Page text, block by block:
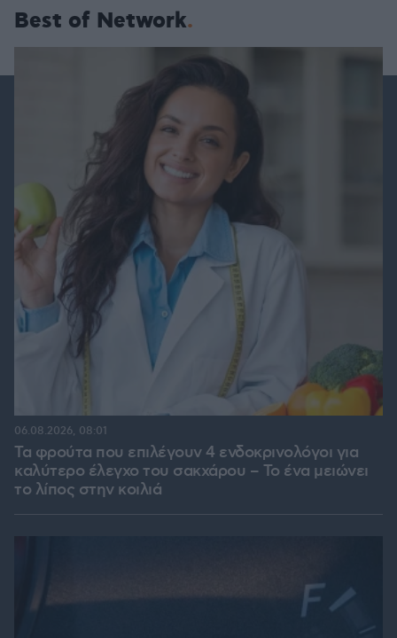
Best of Network
Τα φρούτα που επιλέγουν 4 ενδοκρινολόγοι για
καλύτερο έλεγχο του σακχάρου – Το ένα μειώνει
το λίπος στην κοιλιά
06.08.2026, 08:01